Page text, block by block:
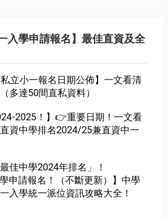
入學申請報名】最佳直資及全
立小一報名日期公佈】一文看清
多達50間直私資料）
2025！】👉重要日期！一文看
資中學排名2024/25兼直資中一
佳中學2024年排名」！
申請報名！（不斷更新）】中學
入學統一派位資訊攻略大全！